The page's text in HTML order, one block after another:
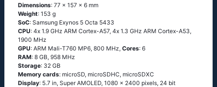
Dimensions: 77 x 157 x 6 mm
Weight: 153 g
SoC: Sаmsung Ехynоs 5 Осtа 5433
CPU: 4х 1.9 GНz АRМ Соrtех-А57, 4х 1.3 GНz АRМ Соrtех-А53,
1900 MHz
GPU: ARM Mali-T760 MP6, 800 MHz, Cores: 6
RAM: 8 GB, 958 MHz
Storage: 32 GB
Memory cards: microSD, microSDHC, microSDXC
Display: 5.7 in, Super AMOLED, 1080 x 2400 pixels, 24 bit